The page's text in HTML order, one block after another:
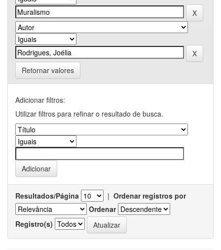
Retornar valores
Adicionar filtros:
Utilizar filtros para refinar o resultado de busca.
Resultados/Página | Ordenar registros por
Ordenar
Registro(s)